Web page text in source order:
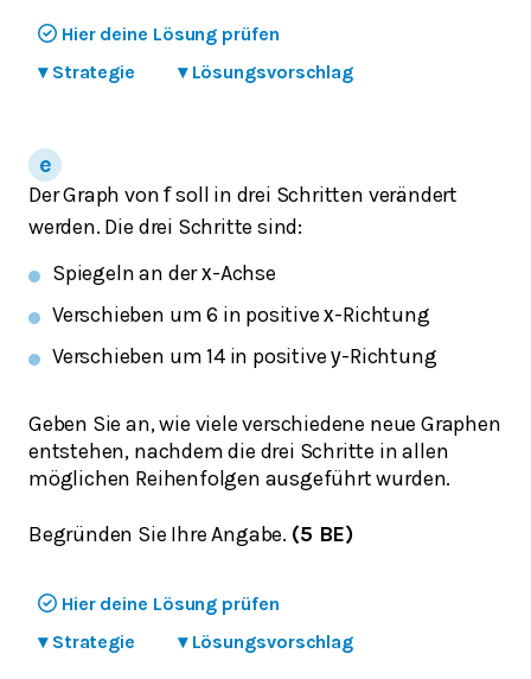
Hier deine Lösung prüfen
▾ Strategie ▾ Lösungsvorschlag
Der Graph vonfsoll in drei Schritten verändert
werden. Die drei Schritte sind:
Spiegeln an derx-Achse
Verschieben um 6 in positivex-Richtung
Verschieben um 14 in positivey-Richtung
Geben Sie an, wie viele verschiedene neue Graphen
entstehen, nachdem die drei Schritte in allen
möglichen Reihenfolgen ausgeführt wurden.
Begründen Sie Ihre Angabe. (5 BE)
Hier deine Lösung prüfen
▾ Strategie ▾ Lösungsvorschlag